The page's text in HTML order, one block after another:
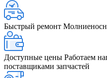
Быстрый ремонт
Доступные цены Работаем
поставщиками запчастей